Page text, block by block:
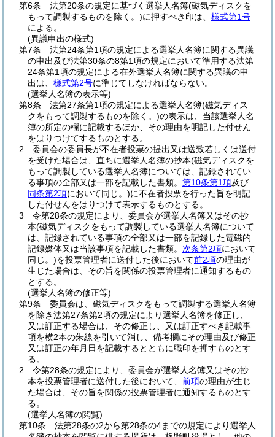
第6条
法第20条の規定に基づく選挙人名簿(磁気ディスクを
もって調製するものを除く。)に押すべき印は、 様式第1号
による。
(異議申出の様式)
第7条
法第24条第1項の規定による選挙人名簿に関する異議
の申出及び法第30条の8第1項の規定において準用する法第
24条第1項の規定による在外選挙人名簿に関する異議の申
出は、 様式第2号に準じてしなければならない。
(選挙人名簿の表示等)
第8条
法第27条第1項の規定による選挙人名簿(磁気ディス
クをもって調製するものを除く。)の表示は、当該選挙人名
簿の所定の欄に記載するほか、その理由を明記した付せん
をはりつけてするものとする。
2
委員会の委員長が不在者投票の提出又は送致若しくは送付
を受けた場合は、直ちに選挙人名簿の抄本(磁気ディスクを
もって調製している選挙人名簿については、記録されてい
る事項の全部又は一部を記載した書類。 第10条第1項及び
同条第2項において同じ。)に不在者投票を行った旨を明記
した付せんをはりつけて表示するものとする。
3
令第28条の規定により、委員会が選挙人名簿又はその抄
本(磁気ディスクをもって調製している選挙人名簿について
は、記録されている事項の全部又は一部を記録した電磁的
記録媒体又は当該事項を記載した書類。 次条第2項において
同じ。)を投票管理者に送付した後において前2項の理由が
生じた場合は、その旨を関係の投票管理者に通知するもの
とする。
(選挙人名簿の修正等)
第9条
委員会は、磁気ディスクをもって調製する選挙人名簿
を除き法第27条第2項の規定により選挙人名簿を修正し、
又は訂正する場合は、その修正し、又は訂正すべき記載事
項を横2本の朱線を引いて消し、備考欄にその理由及び修正
又は訂正の年月日を記載するとともに職印を押すものとす
る。
2
令第28条の規定により、委員会が選挙人名簿又はその抄
本を投票管理者に送付した後において、 前項の理由が生じ
た場合は、その旨を関係の投票管理者に通知するものとす
る。
(選挙人名簿の閲覧)
第10条
法第28条の2から第28条の4までの規定により選挙人